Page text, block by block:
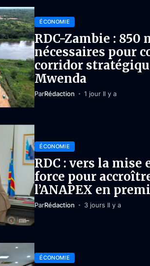
ÉCONOMIE
RDC-Zambie : 850
nécessaires pour
corridor
Mwenda
ParRédaction 1 jour Il y a
ÉCONOMIE
RDC : vers la mise
force pour
l’ANAPEX en
ParRédaction 3 jours Il y a
ÉCONOMIE